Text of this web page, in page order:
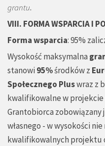
grantu.
VIII. FORMA WSPARCIA I
Forma wsparcia: 95%
Wysokość maksymalna
stanowi 95%środków z
Społecznego Pluswraz z
kwalifikowalne w
Grantobiorca zobowiązany
własnego - w wysokości
kwalifikowalnych projektu